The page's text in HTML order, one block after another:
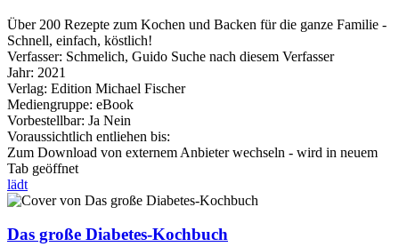
Über 200 Rezepte zum Kochen und Backen für die ganze Familie -
Schnell, einfach, köstlich!
Verfasser: Schmelich, Guido Suche nach diesem Verfasser
Jahr: 2021
Verlag: Edition Michael Fischer
Mediengruppe: eBook
Vorbestellbar: Ja Nein
Voraussichtlich entliehen bis:
Zum Download von externem Anbieter wechseln - wird in neuem
Tab geöffnet
lädt
Das große Diabetes-Kochbuch